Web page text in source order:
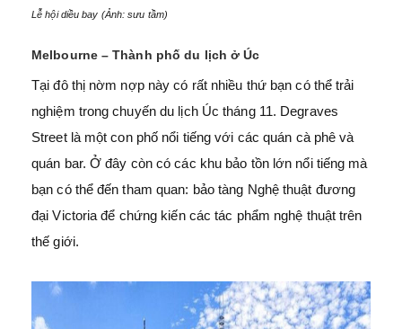
Lễ hội diều bay (Ảnh: sưu tầm)
Melbourne – Thành phố du lịch ở Úc
Tại đô thị nờm nợp này có rất nhiều thứ bạn có thể trải
nghiệm trong chuyến du lịch Úc tháng 11. Degraves
Street là một con phố nổi tiếng với các quán cà phê và
quán bar. Ở đây còn có các khu bảo tồn lớn nổi tiếng mà
bạn có thể đến tham quan: bảo tàng Nghệ thuật đương
đại Victoria để chứng kiến các tác phẩm nghệ thuật trên
thế giới.